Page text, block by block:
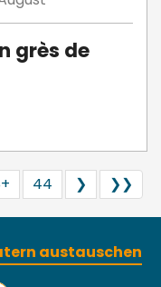
grès de
44 ❯ ❯❯
austauschen